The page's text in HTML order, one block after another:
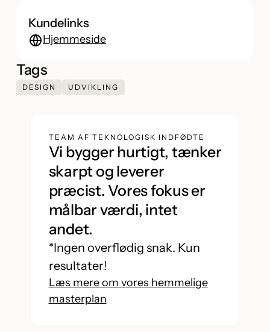
Kundelinks
Hjemmeside
Tags
DESIGN UDVIKLING
TEAM AF TEKNOLOGISK INDFØDTE
Vi bygger hurtigt, tænker
skarpt og leverer
præcist. Vores fokus er
målbar værdi, intet
andet.
*Ingen overflødig snak. Kun
resultater!
Læs mere om vores hemmelige
masterplan